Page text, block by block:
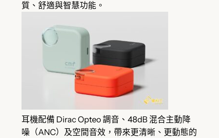
質、舒適與智慧功能。
耳機配備 Dirac Opteo 調音、48dB 混合主動降
噪（ANC）及空間音效，帶來更清晰、更動態的